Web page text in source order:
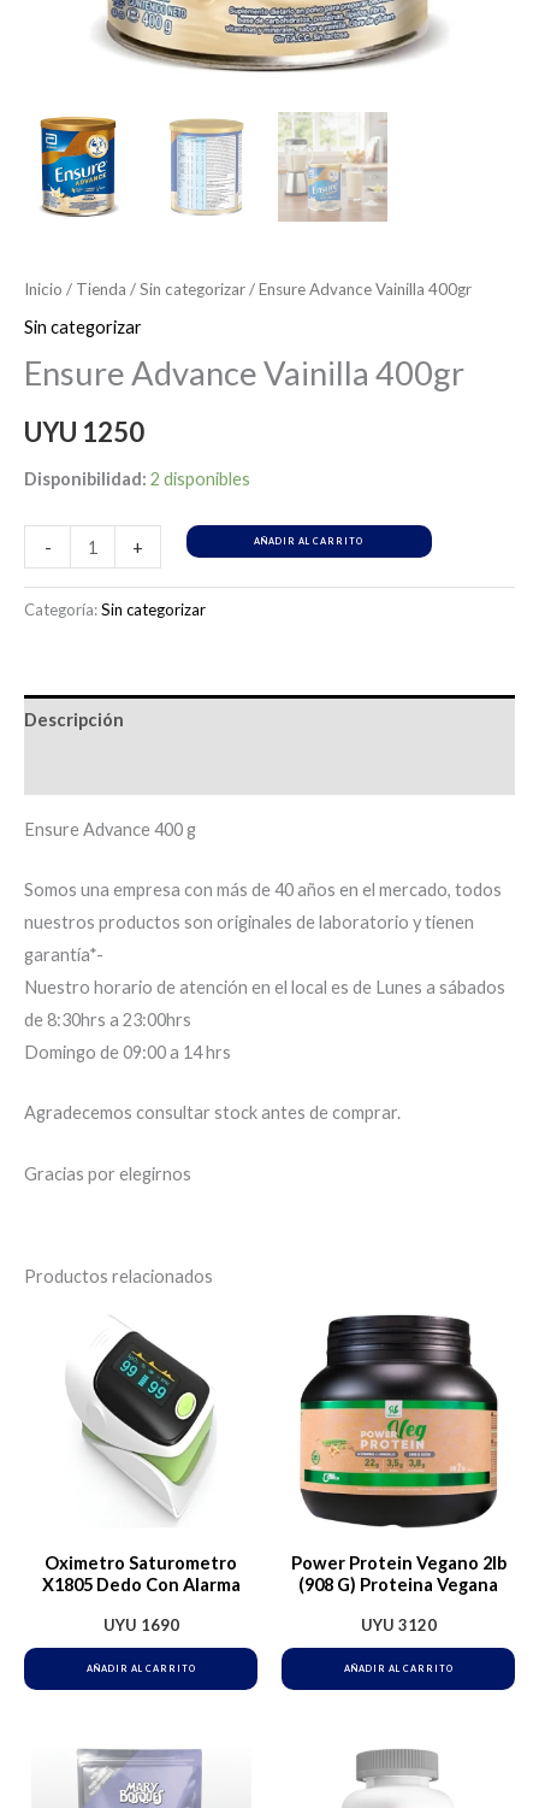
Inicio / Tienda /Sin categorizar/ Ensure Advance Vainilla 400gr
Sin categorizar
Ensure Advance Vainilla 400gr
UYU 1250
Disponibilidad: 2 disponibles
- + AÑADIR AL CARRITO
Categoría:Sin categorizar
Descripción
Ensure Advance 400 g
Somos una empresa con más de 40 años en el mercado, todos
nuestros productos son originales de laboratorio y tienen
garantía*-
Nuestro horario de atención en el local es de Lunes a sábados
de 8:30hrs a 23:00hrs
Domingo de 09:00 a 14 hrs
Agradecemos consultar stock antes de comprar.
Gracias por elegirnos
Productos relacionados
Oximetro Saturometro
X1805 Dedo Con Alarma
UYU 1690
AÑADIR AL CARRITO
Power Protein Vegano 2lb
(908 G) Proteina Vegana
UYU 3120
AÑADIR AL CARRITO